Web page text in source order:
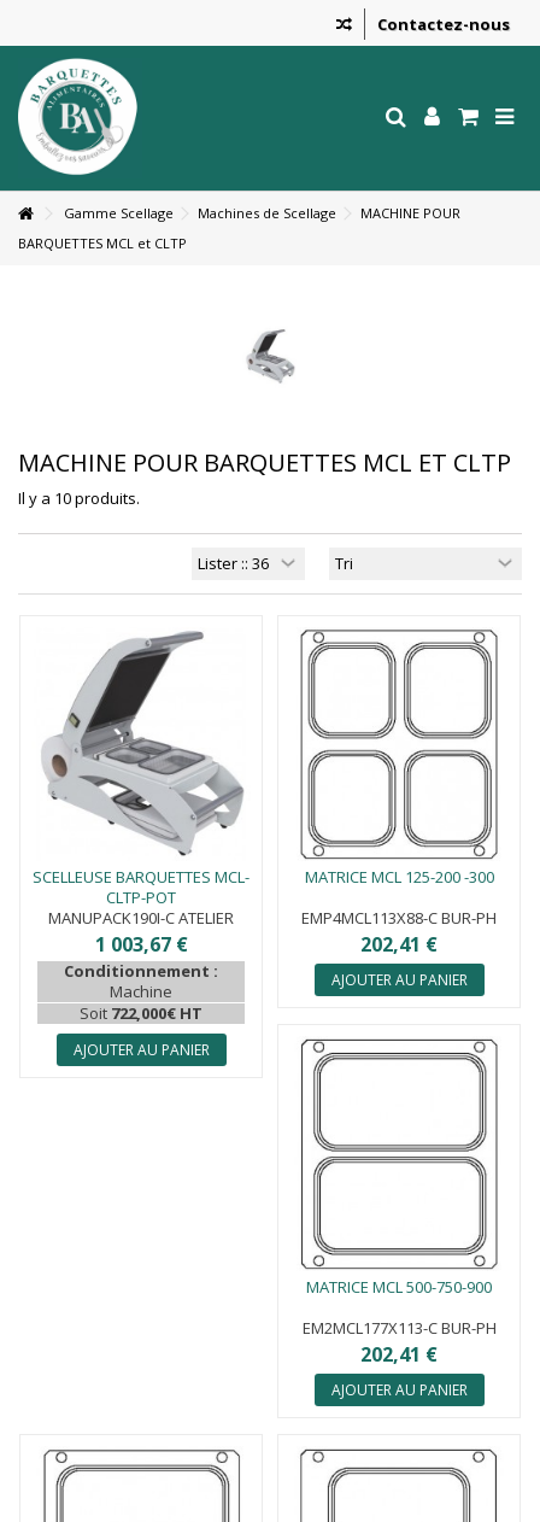
Contactez-nous
Gamme Scellage Machines de Scellage
MACHINE POUR
BARQUETTES MCL et CLTP
MACHINE POUR BARQUETTES MCL ET CLTP
Il y a 10 produits.
SCELLEUSE BARQUETTES MCL-
CLTP-POT
MANUPACK190I-C ATELIER
1 003,67 €
Conditionnement :
Machine
Soit 722,000€ HT
AJOUTER AU PANIER
MATRICE MCL 125-200 -300
EMP4MCL113X88-C BUR-PH
202,41 €
AJOUTER AU PANIER
MATRICE MCL 500-750-900
EM2MCL177X113-C BUR-PH
202,41 €
AJOUTER AU PANIER